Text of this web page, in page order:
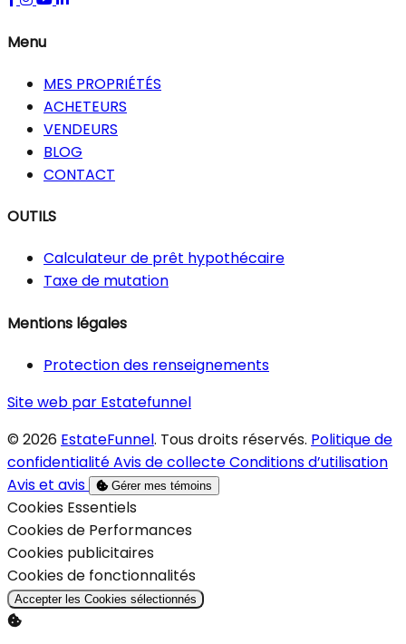
Menu
MES PROPRIÉTÉS
ACHETEURS
VENDEURS
BLOG
CONTACT
OUTILS
Calculateur de prêt hypothécaire
Taxe de mutation
Mentions légales
Protection des renseignements
Site web par Estatefunnel
© 2026 EstateFunnel. Tous droits réservés. Politique de
confidentialitéAvis de collecteConditions d’utilisation
Avis et avis
Gérer mes témoins
Activer
Cookies Essentiels
Activer
Cookies de Performances
Activer
Cookies publicitaires
Activer
Cookies de fonctionnalités
Accepter les Cookies sélectionnés